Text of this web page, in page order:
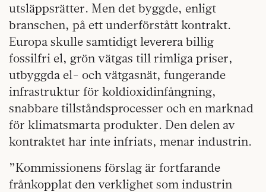
utsläppsrätter. Men det byggde, enligt
branschen, på ett underförstått kontrakt.
Europa skulle samtidigt leverera billig
fossilfri el, grön vätgas till rimliga priser,
utbyggda el- och vätgasnät, fungerande
infrastruktur för koldioxidinfångning,
snabbare tillståndsprocesser och en marknad
för klimatsmarta produkter. Den delen av
kontraktet har inte infriats, menar industrin.
”Kommissionens förslag är fortfarande
frånkopplat den verklighet som industrin